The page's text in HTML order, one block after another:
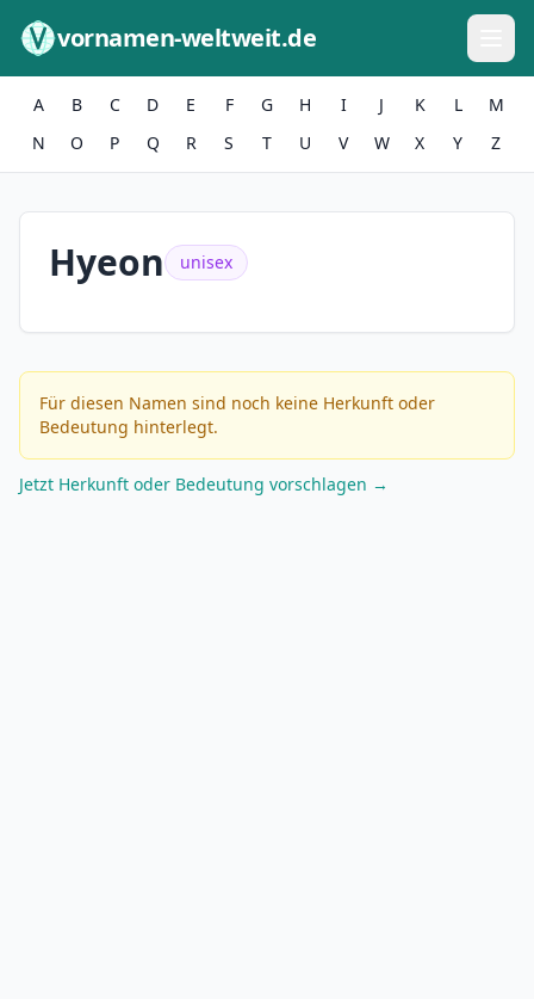
vornamen-weltweit.de
A B C D E F G H I J K L
M
N
O P Q R S T U V W X Y Z
Hyeon unisex
Für diesen Namen sind noch keine Herkunft oder
Bedeutung hinterlegt.
Jetzt Herkunft oder Bedeutung vorschlagen →